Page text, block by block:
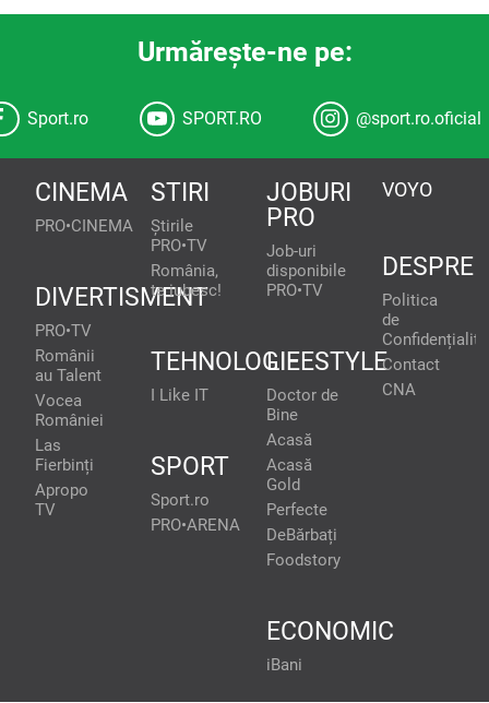
Urmăreşte-ne pe:
Sport.ro SPORT.RO @sport.ro.oficial
CINEMA
PRO•CINEMA
DIVERTISMENT
PRO•TV
Românii
au Talent
Vocea
României
Las
Fierbinți
Apropo
TV
STIRI
Știrile
PRO•TV
România,
te iubesc!
TEHNOLOGIE
I Like IT
SPORT
Sport.ro
PRO•ARENA
JOBURI
PRO
Job-uri
disponibile
PRO•TV
LIFESTYLE
Doctor de
Bine
Acasă
Acasă
Gold
Perfecte
DeBărbați
Foodstory
ECONOMIC
iBani
VOYO
DESPRE
Politica
de
Contact
CNA